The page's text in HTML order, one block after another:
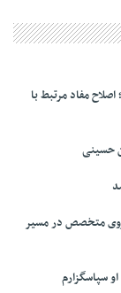
مفاد مرتبط با
حسینی
متخصص در مسیر
سپاسگزارم